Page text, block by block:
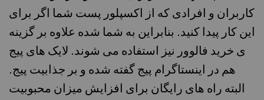
کاربران و افرادی که از اکسپلور پست شما اگر برای
این کار پیدا کنید. بنابراین به شما شده علاوه بر گزینه
ی خرید فالوور نیز استفاده می شوند. لایک های پیج
هم در اینستاگرام پیج گفته شده و بر جذابیت پیج.
البته راه های رایگان برای افزایش میزان محبوبیت